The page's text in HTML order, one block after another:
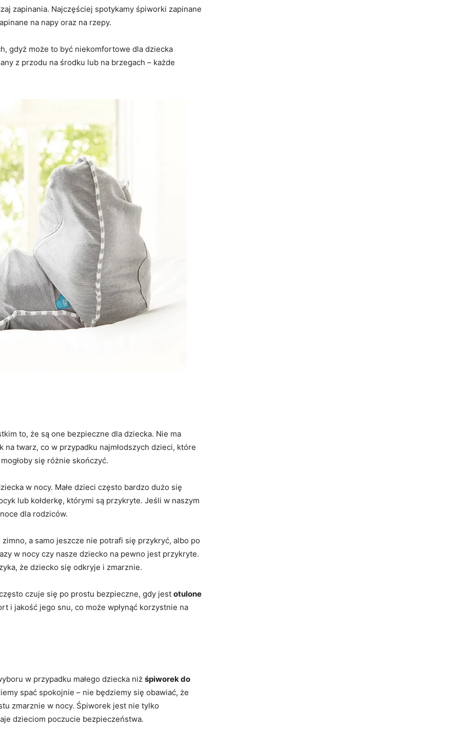
zapinania. Najczęściej spotykamy śpiworki zapinane
na napy oraz na rzepy.
gdyż może to być niekomfortowe dla dziecka
z przodu na środku lub na brzegach – każde
to, że są one bezpieczne dla dziecka. Nie ma
twarz, co w przypadku najmłodszych dzieci, które
się różnie skończyć.
w nocy. Małe dzieci często bardzo dużo się
lub kołderkę, którymi są przykryte. Jeśli w naszym
dla rodziców.
a samo jeszcze nie potrafi się przykryć, albo po
w nocy czy nasze dziecko na pewno jest przykryte.
że dziecko się odkryje i zmarznie.
czuje się po prostu bezpieczne, gdy jest otulone
i jakość jego snu, co może wpłynąć korzystnie na
w przypadku małego dziecka niż śpiworek do
spać spokojnie – nie będziemy się obawiać, że
zmarznie w nocy. Śpiworek jest nie tylko
dzieciom poczucie bezpieczeństwa.